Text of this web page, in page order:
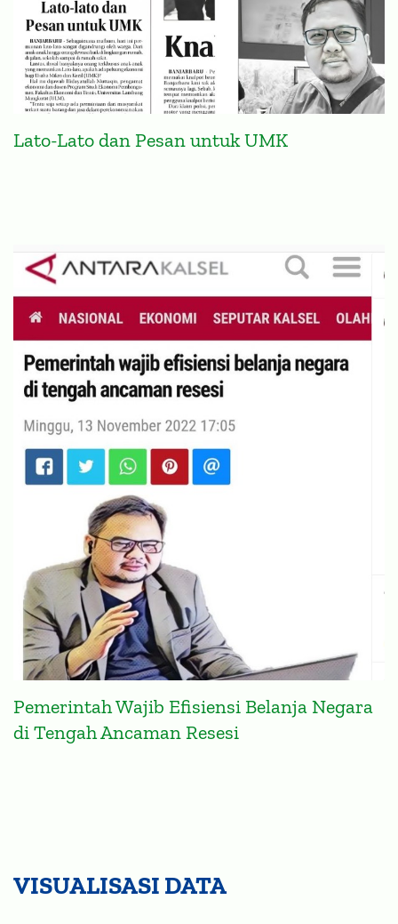
Lato-Lato dan Pesan untuk UMK
Pemerintah Wajib Efisiensi Belanja Negara
di Tengah Ancaman Resesi
VISUALISASI DATA